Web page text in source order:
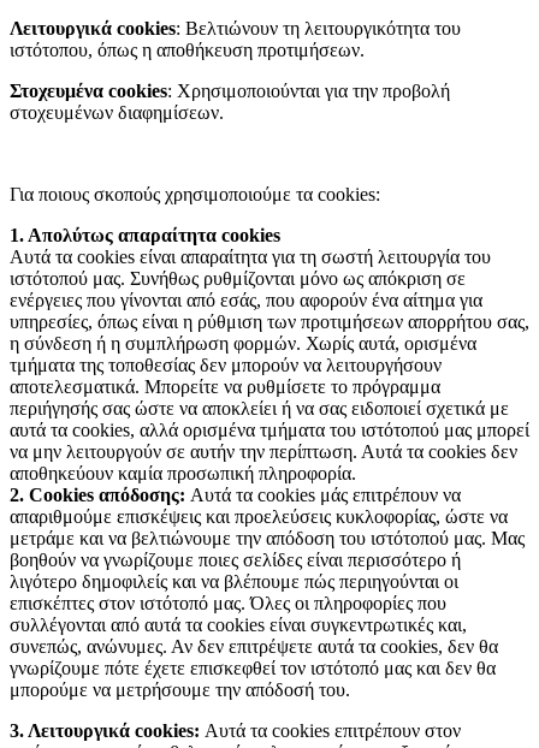
Λειτουργικά cookies: Βελτιώνουν τη λειτουργικότητα του
ιστότοπου, όπως η αποθήκευση προτιμήσεων.
Στοχευμένα cookies: Χρησιμοποιούνται για την προβολή
στοχευμένων διαφημίσεων.
Για ποιους σκοπούς χρησιμοποιούμε τα cookies:
1. Απολύτως απαραίτητα cookies
Αυτά τα cookies είναι απαραίτητα για τη σωστή λειτουργία του
ιστότοπού μας. Συνήθως ρυθμίζονται μόνο ως απόκριση σε
ενέργειες που γίνονται από εσάς, που αφορούν ένα αίτημα για
υπηρεσίες, όπως είναι η ρύθμιση των προτιμήσεων απορρήτου σας,
η σύνδεση ή η συμπλήρωση φορμών. Χωρίς αυτά, ορισμένα
τμήματα της τοποθεσίας δεν μπορούν να λειτουργήσουν
αποτελεσματικά. Μπορείτε να ρυθμίσετε το πρόγραμμα
περιήγησής σας ώστε να αποκλείει ή να σας ειδοποιεί σχετικά με
αυτά τα cookies, αλλά ορισμένα τμήματα του ιστότοπού μας μπορεί
να μην λειτουργούν σε αυτήν την περίπτωση. Αυτά τα cookies δεν
αποθηκεύουν καμία προσωπική πληροφορία.
2. Cookies απόδοσης: Αυτά τα cookies μάς επιτρέπουν να
απαριθμούμε επισκέψεις και προελεύσεις κυκλοφορίας, ώστε να
μετράμε και να βελτιώνουμε την απόδοση του ιστότοπού μας. Μας
βοηθούν να γνωρίζουμε ποιες σελίδες είναι περισσότερο ή
λιγότερο δημοφιλείς και να βλέπουμε πώς περιηγούνται οι
επισκέπτες στον ιστότοπό μας. Όλες οι πληροφορίες που
συλλέγονται από αυτά τα cookies είναι συγκεντρωτικές και,
συνεπώς, ανώνυμες. Αν δεν επιτρέψετε αυτά τα cookies, δεν θα
γνωρίζουμε πότε έχετε επισκεφθεί τον ιστότοπό μας και δεν θα
μπορούμε να μετρήσουμε την απόδοσή του.
3. Λειτουργικά cookies: Αυτά τα cookies επιτρέπουν στον